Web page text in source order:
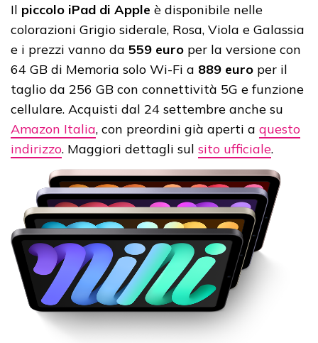
Il piccolo iPad di Apple è disponibile nelle
colorazioni Grigio siderale, Rosa, Viola e Galassia
e i prezzi vanno da 559 euro per la versione con
64 GB di Memoria solo Wi-Fi a 889 euro per il
taglio da 256 GB con connettività 5G e funzione
cellulare. Acquisti dal 24 settembre anche su
Amazon Italia, con preordini già aperti a questo
indirizzo. Maggiori dettagli sul sito ufficiale.